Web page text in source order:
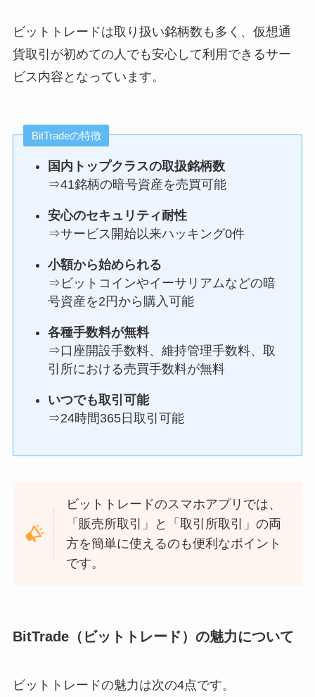
ビットトレードは取り扱い銘柄数も多く、仮想通
貨取引が初めての人でも安心して利用できるサー
ビス内容となっています。
BitTradeの特徴
国内トップクラスの取扱銘柄数
⇒41銘柄の暗号資産を売買可能
安心のセキュリティ耐性
⇒サービス開始以来ハッキング0件
小額から始められる
⇒ビットコインやイーサリアムなどの暗
号資産を2円から購入可能
各種手数料が無料
⇒口座開設手数料、維持管理手数料、取
引所における売買手数料が無料
いつでも取引可能
⇒24時間365日取引可能
ビットトレードのスマホアプリでは、
「販売所取引」と「取引所取引」の両
方を簡単に使えるのも便利なポイント
です。
BitTrade（ビットトレード）の魅力について
ビットトレードの魅力は次の4点です。